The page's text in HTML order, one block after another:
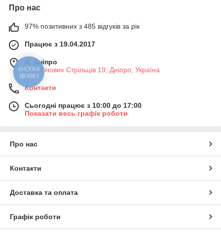
Про нас
97% позитивних з 485 відгуків за рік
Працює з 19.04.2017
м. Дніпро
вул. Січових Стрільців 19, Дніпро, Україна
Контакти
Сьогодні працює з 10:00 до 17:00
Показати весь графік роботи
Про нас
Контакти
Доставка та оплата
Графік роботи
КНОПКА
ЗВ'ЯЗКУ